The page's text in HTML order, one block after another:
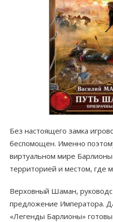
Без настоящего замка
беспомощен. Именно
виртуальном мире
территорией и местом, где
Верховный Шаман,
предложение Императора.
«Легенды Барлионы»